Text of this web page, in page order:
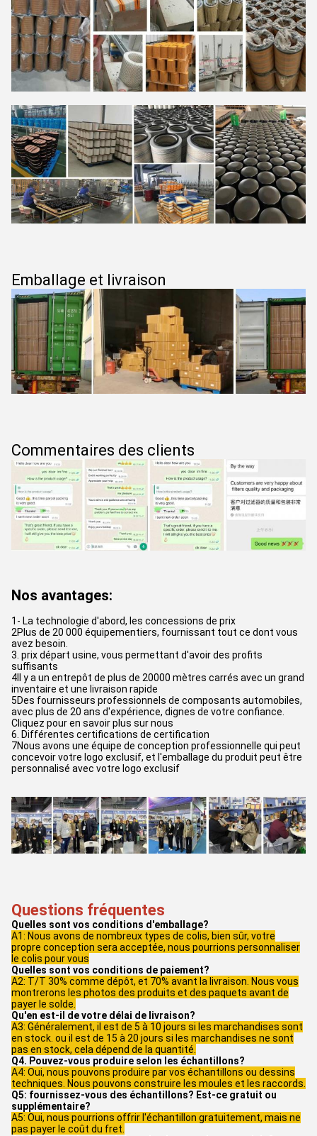
Emballage et livraison
Commentaires des clients
Nos avantages:
1- La technologie d'abord, les concessions de prix
2Plus de 20 000 équipementiers, fournissant tout ce dont vous
avez besoin.
3. prix départ usine, vous permettant d'avoir des profits
suffisants
4Il y a un entrepôt de plus de 20000 mètres carrés avec un grand
inventaire et une livraison rapide
5Des fournisseurs professionnels de composants automobiles,
avec plus de 20 ans d'expérience, dignes de votre confiance.
Cliquez pour en savoir plus sur nous
6. Différentes certifications de certification
7Nous avons une équipe de conception professionnelle qui peut
concevoir votre logo exclusif, et l'emballage du produit peut être
personnalisé avec votre logo exclusif
Questions fréquentes
Quelles sont vos conditions d'emballage?
A1: Nous avons de nombreux types de colis, bien sûr, votre
propre conception sera acceptée, nous pourrions personnaliser
le colis pour vous
Quelles sont vos conditions de paiement?
A2: T/T 30% comme dépôt, et 70% avant la livraison. Nous vous
montrerons les photos des produits et des paquets avant de
payer le solde.
Qu'en est-il de votre délai de livraison?
A3: Généralement, il est de 5 à 10 jours si les marchandises sont
en stock. ou il est de 15 à 20 jours si les marchandises ne sont
pas en stock, cela dépend de la quantité.
Q4. Pouvez-vous produire selon les échantillons?
A4: Oui, nous pouvons produire par vos échantillons ou dessins
techniques. Nous pouvons construire les moules et les raccords.
Q5: fournissez-vous des échantillons? Est-ce gratuit ou
supplémentaire?
A5: Oui, nous pourrions offrir l'échantillon gratuitement, mais ne
pas payer le coût du fret.